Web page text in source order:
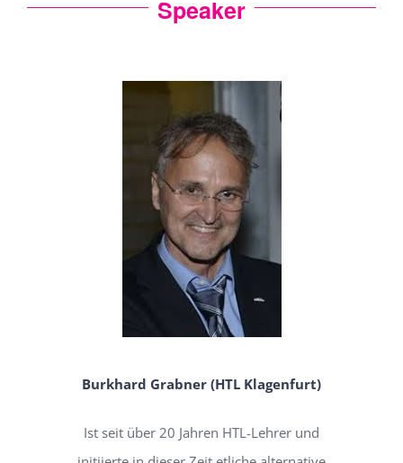
Speaker
Burkhard Grabner (HTL Klagenfurt)
Ist seit über 20 Jahren HTL-Lehrer und